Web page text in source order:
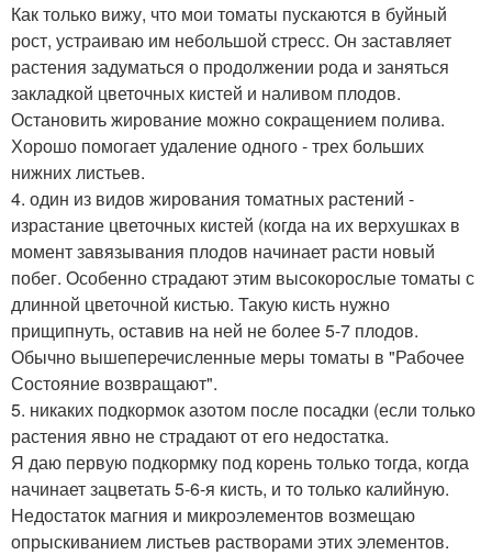
Как только вижу, что мои томаты пускаются в буйный
рост, устраиваю им небольшой стресс. Он заставляет
растения задуматься о продолжении рода и заняться
закладкой цветочных кистей и наливом плодов.
Остановить жирование можно сокращением полива.
Хорошо помогает удаление одного - трех больших
нижних листьев.
4. один из видов жирования томатных растений -
израстание цветочных кистей (когда на их верхушках в
момент завязывания плодов начинает расти новый
побег. Особенно страдают этим высокорослые томаты с
длинной цветочной кистью. Такую кисть нужно
прищипнуть, оставив на ней не более 5-7 плодов.
Обычно вышеперечисленные меры томаты в "Рабочее
Состояние возвращают".
5. никаких подкормок азотом после посадки (если только
растения явно не страдают от его недостатка.
Я даю первую подкормку под корень только тогда, когда
начинает зацветать 5-6-я кисть, и то только калийную.
Недостаток магния и микроэлементов возмещаю
опрыскиванием листьев растворами этих элементов.